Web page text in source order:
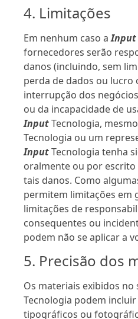
4. Limitações
Em nenhum caso aInput
fornecedores serão
danos (incluindo, sem
perda de dados ou lucro
interrupção dos
ou da incapacidade de
InputTecnologia,
Tecnologia ou um
InputTecnologia tenha
oralmente ou por
tais danos. Como
permitem limitações em
limitações de
consequentes ou
podem não se aplicar a
5. Precisão dos
Os materiais exibidos
Tecnologia podem
tipográficos ou